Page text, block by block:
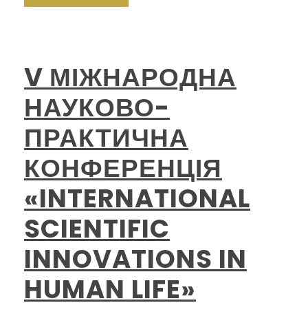
V МІЖНАРОДНА
НАУКОВО-
ПРАКТИЧНА
КОНФЕРЕНЦІЯ
«INTERNATIONAL
SCIENTIFIC
INNOVATIONS IN
HUMAN LIFE»